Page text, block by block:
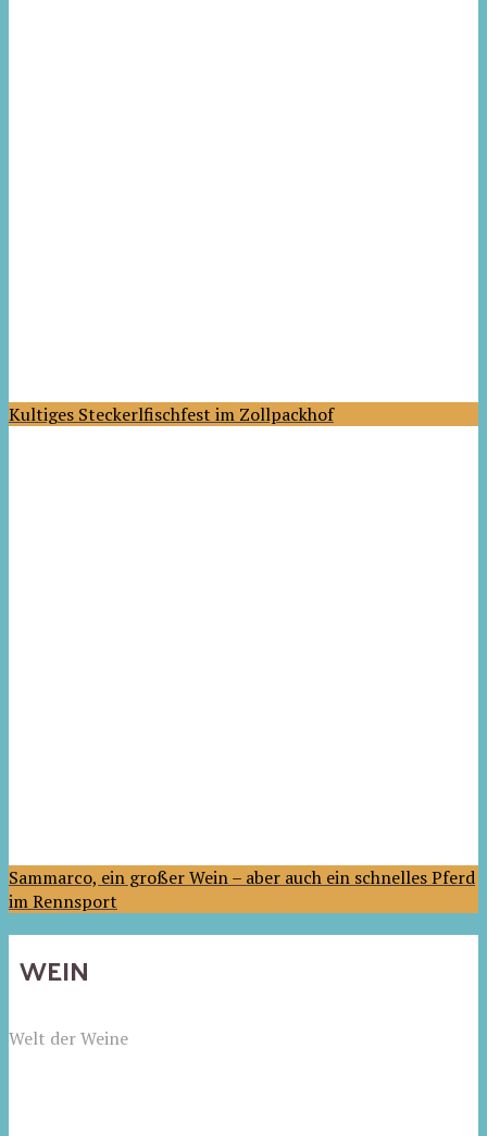
Kultiges Steckerlfischfest im Zollpackhof
Sammarco, ein großer Wein – aber auch ein schnelles Pferd
im Rennsport
WEIN
Welt der Weine